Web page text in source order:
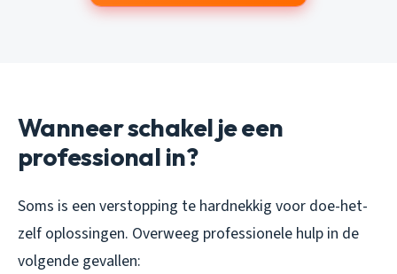
Wanneer schakel je een
professional in?
Soms is een verstopping te hardnekkig voor doe-het-
zelf oplossingen. Overweeg professionele hulp in de
volgende gevallen: